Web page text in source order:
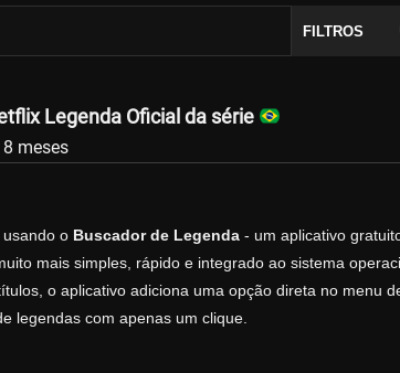
FILTROS
Legenda Oficial da série
meses
usando o Buscador de Legenda - um aplicativo
mais simples, rápido e integrado ao sistema
o aplicativo adiciona uma opção direta no menu
legendas com apenas um clique.